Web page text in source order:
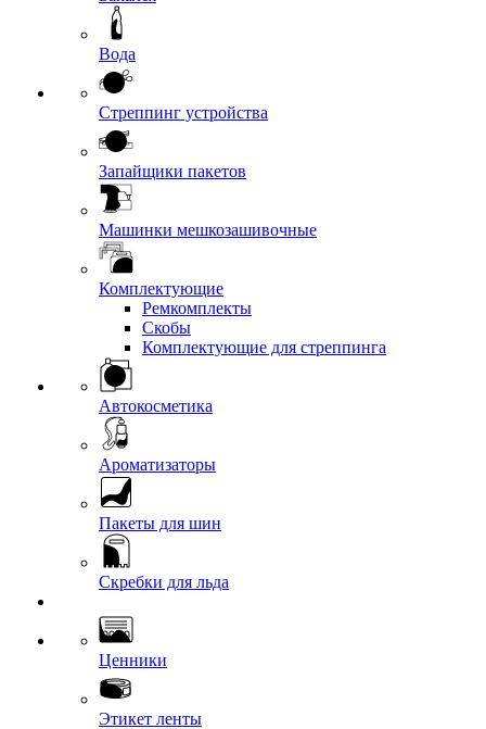
Вода
Стреппинг устройства
Запайщики пакетов
Машинки мешкозашивочные
Комплектующие
Ремкомплекты
Скобы
Комплектующие для стреппинга
Автокосметика
Ароматизаторы
Пакеты для шин
Скребки для льда
Ценники
Этикет ленты